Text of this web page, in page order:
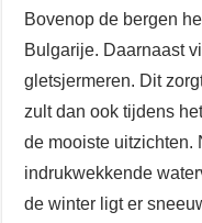
Bovenop de bergen
Bulgarije. Daarnaast
gletsjermeren. Dit
zult dan ook tijdens
de mooiste uitzichten.
indrukwekkende
de winter ligt er